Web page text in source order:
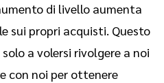
di livello aumenta
sui propri acquisti. Questo
a volersi rivolgere a noi
con noi per ottenere